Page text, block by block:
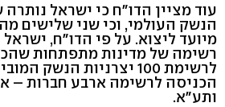
עוד מציין הדו"ח כי ישראל
הנשק העולמי, וכי שני שלישים
מיועד ליצוא. על פי הדו"ח,
רשימה של מדינות מתפתחות
לרשימת 100 יצרניות
הכניסה לרשימה ארבע חברות –
ותע"א.